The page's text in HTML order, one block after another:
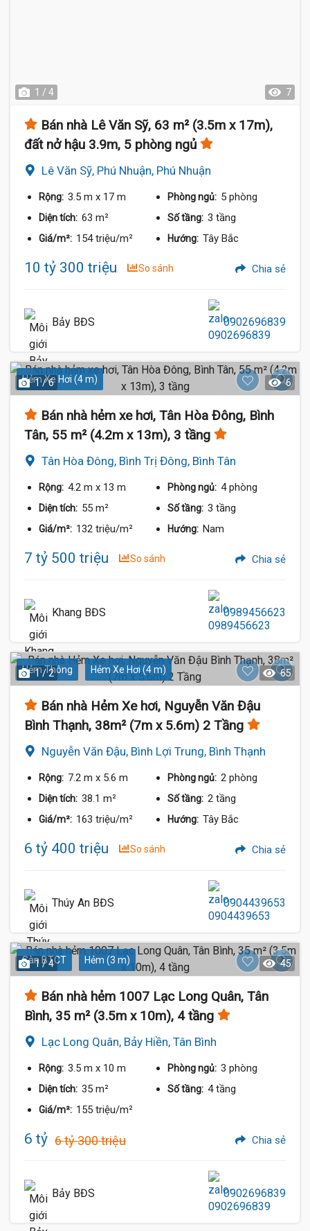
1 / 4 7
Bán nhà Lê Văn Sỹ, 63 m² (3.5m x 17m),
đất nở hậu 3.9m, 5 phòng ngủ
Lê Văn Sỹ, Phú Nhuận, Phú Nhuận
Rộng: 3.5 m x 17 m Phòng ngủ: 5 phòng
Diện tích: 63 m² Số tầng: 3 tầng
Giá/m²: 154 triệu/m² Hướng: Tây Bắc
10 tỷ 300 triệu So sánh Chia sẻ
Bảy BĐS 0902696839
Hẻm Xe Hơi (4 m)
1 / 6 6
Bán nhà hẻm xe hơi, Tân Hòa Đông, Bình
Tân, 55 m² (4.2m x 13m), 3 tầng
Tân Hòa Đông, Bình Trị Đông, Bình Tân
Rộng: 4.2 m x 13 m Phòng ngủ: 4 phòng
Diện tích: 55 m² Số tầng: 3 tầng
Giá/m²: 132 triệu/m² Hướng: Nam
7 tỷ 500 triệu So sánh Chia sẻ
Khang BĐS 0989456623
Hẻm Thông Hẻm Xe Hơi (4 m)
1 / 2 65
Bán nhà Hẻm Xe hơi, Nguyễn Văn Đậu
Bình Thạnh, 38m² (7m x 5.6m) 2 Tầng
Nguyễn Văn Đậu, Bình Lợi Trung, Bình Thạnh
Rộng: 7.2 m x 5.6 m Phòng ngủ: 2 phòng
Diện tích: 38.1 m² Số tầng: 2 tầng
Giá/m²: 163 triệu/m² Hướng: Tây Bắc
6 tỷ 400 triệu So sánh Chia sẻ
Thúy An BĐS 0904439653
Sàn BTCT Hẻm (3 m)
1 / 4 45
Bán nhà hẻm 1007 Lạc Long Quân, Tân
Bình, 35 m² (3.5m x 10m), 4 tầng
Lạc Long Quân, Bảy Hiền, Tân Bình
Rộng: 3.5 m x 10 m Phòng ngủ: 3 phòng
Diện tích: 35 m² Số tầng: 4 tầng
Giá/m²: 155 triệu/m²
6 tỷ 6 tỷ 300 triệu Chia sẻ
Bảy BĐS 0902696839